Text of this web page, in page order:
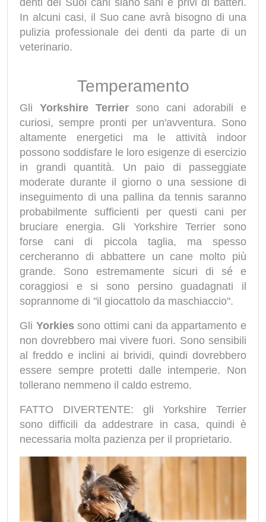
In alcuni casi, il Suo cane avrà bisogno di una
pulizia professionale dei denti da parte di un
veterinario.
Temperamento
Gli Yorkshire Terrier sono cani adorabili e
curiosi, sempre pronti per un'avventura. Sono
altamente energetici ma le attività indoor
possono soddisfare le loro esigenze di esercizio
in grandi quantità. Un paio di passeggiate
moderate durante il giorno o una sessione di
inseguimento di una pallina da tennis saranno
probabilmente sufficienti per questi cani per
bruciare energia. Gli Yorkshire Terrier sono
forse cani di piccola taglia, ma spesso
cercheranno di abbattere un cane molto più
grande. Sono estremamente sicuri di sé e
coraggiosi e si sono persino guadagnati il
soprannome di "il giocattolo da maschiaccio".
Gli Yorkiessono ottimi cani da appartamento e
non dovrebbero mai vivere fuori. Sono sensibili
al freddo e inclini ai brividi, quindi dovrebbero
essere sempre protetti dalle intemperie. Non
tollerano nemmeno il caldo estremo.
FATTO DIVERTENTE: gli Yorkshire Terrier
sono difficili da addestrare in casa, quindi è
necessaria molta pazienza per il proprietario.